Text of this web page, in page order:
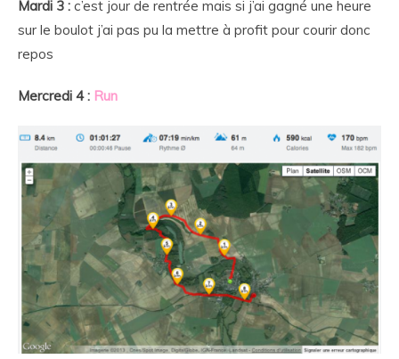
Mardi 3 : c’est jour de rentrée mais si j’ai gagné une heure
sur le boulot j’ai pas pu la mettre à profit pour courir donc
repos
Mercredi 4 : Run